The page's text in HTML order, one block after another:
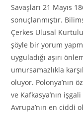
Savaşları 21 Mayıs
sonuçlanmıştır.
Çerkes Ulusal
şöyle bir yorum
uyguladığı aşırı
umursamazlıkla
oluyor. Polonya’nın
ve Kafkasya’nın
Avrupa’nın en ciddi